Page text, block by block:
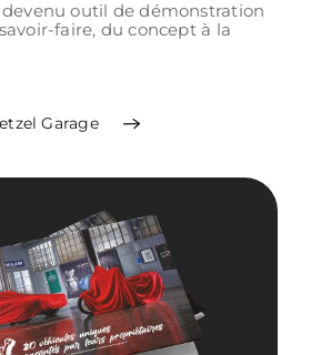
outil de démonstration
faire, du concept à la
Garage